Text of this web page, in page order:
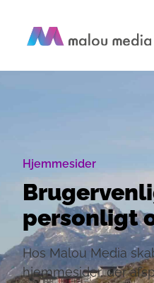
Hjemmesider
personligt
Hos Malou Media
hjemmesider, der